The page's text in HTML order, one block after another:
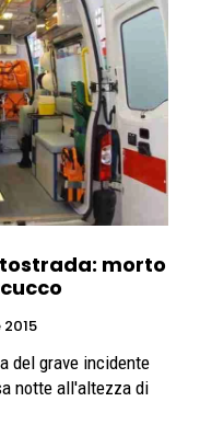
morto
del grave incidente
notte all'altezza di